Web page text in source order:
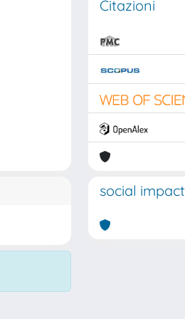
Citazioni
social impact